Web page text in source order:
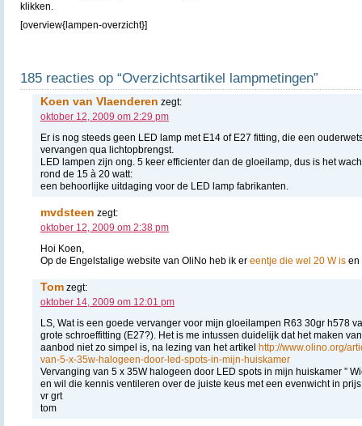
klikken.
[overview{lampen-overzicht}]
185 reacties op “Overzichtsartikel lampmetingen”
Koen van Vlaenderen zegt:
oktober 12, 2009 om 2:29 pm
Er is nog steeds geen LED lamp met E14 of E27 fitting, die een
vervangen qua lichtopbrengst.
LED lampen zijn ong. 5 keer efficienter dan de gloeilamp, dus is het
rond de 15 à 20 watt:
een behoorlijke uitdaging voor de LED lamp fabrikanten.
mvdsteen zegt:
oktober 12, 2009 om 2:38 pm
Hoi Koen,
Op de Engelstalige website van OliNo heb ik er eentje die wel 20 W is en
Tom zegt:
oktober 14, 2009 om 12:01 pm
LS, Wat is een goede vervanger voor mijn gloeilampen R63 30gr h578
grote schroeffitting (E27?). Het is me intussen duidelijk dat het maken
aanbod niet zo simpel is, na lezing van het artikel http://www.olino.org/
van-5-x-35w-halogeen-door-led-spots-in-mijn-huiskamer
Vervanging van 5 x 35W halogeen door LED spots in mijn huiskamer ”
en wil die kennis ventileren over de juiste keus met een evenwicht in
vr grt
tom